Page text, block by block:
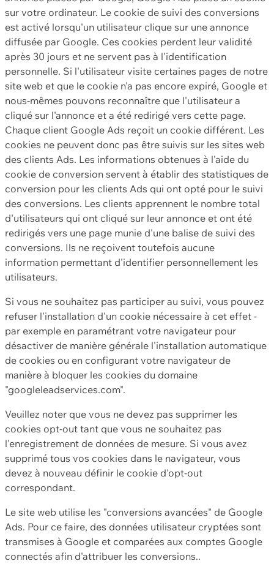
sur votre ordinateur. Le cookie de suivi des conversions
est activé lorsqu'un utilisateur clique sur une annonce
diffusée par Google. Ces cookies perdent leur validité
après 30 jours et ne servent pas à l'identification
personnelle. Si l'utilisateur visite certaines pages de notre
site web et que le cookie n'a pas encore expiré, Google et
nous-mêmes pouvons reconnaître que l'utilisateur a
cliqué sur l'annonce et a été redirigé vers cette page.
Chaque client Google Ads reçoit un cookie différent. Les
cookies ne peuvent donc pas être suivis sur les sites web
des clients Ads. Les informations obtenues à l'aide du
cookie de conversion servent à établir des statistiques de
conversion pour les clients Ads qui ont opté pour le suivi
des conversions. Les clients apprennent le nombre total
d'utilisateurs qui ont cliqué sur leur annonce et ont été
redirigés vers une page munie d'une balise de suivi des
conversions. Ils ne reçoivent toutefois aucune
information permettant d'identifier personnellement les
utilisateurs.
Si vous ne souhaitez pas participer au suivi, vous pouvez
refuser l'installation d'un cookie nécessaire à cet effet -
par exemple en paramétrant votre navigateur pour
désactiver de manière générale l'installation automatique
de cookies ou en configurant votre navigateur de
manière à bloquer les cookies du domaine
"googleleadservices.com".
Veuillez noter que vous ne devez pas supprimer les
cookies opt-out tant que vous ne souhaitez pas
l'enregistrement de données de mesure. Si vous avez
supprimé tous vos cookies dans le navigateur, vous
devez à nouveau définir le cookie d'opt-out
correspondant.
Le site web utilise les "conversions avancées" de Google
Ads. Pour ce faire, des données utilisateur cryptées sont
transmises à Google et comparées aux comptes Google
connectés afin d'attribuer les conversions..